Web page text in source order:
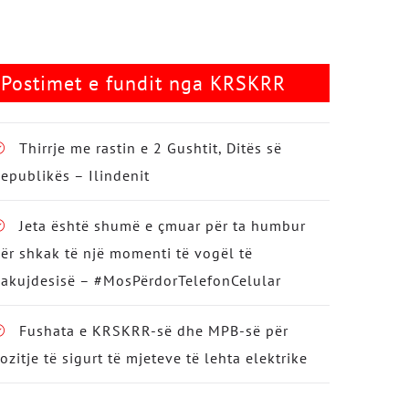
Postimet e fundit nga KRSKRR
Thirrje me rastin e 2 Gushtit, Ditës së
– Ilindenit
Jeta është shumë e çmuar për ta humbur
shkak të një momenti të vogël të
– #MosPërdorTelefonCelular
Fushata e KRSKRR-së dhe MPB-së për
të sigurt të mjeteve të lehta elektrike